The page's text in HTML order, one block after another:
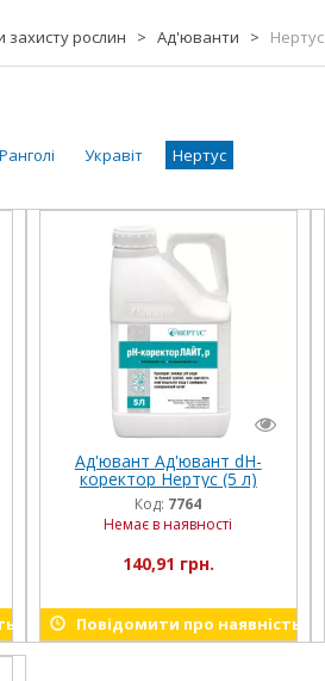
захисту рослин > Ад'юванти > Нертус
Ранголі Укравіт Нертус
Ад'ювант Ад'ювант dН-
коректор Нертус (5 л)
Код: 7764
Немає в наявності
140,91 грн.
Повідомити про наявність